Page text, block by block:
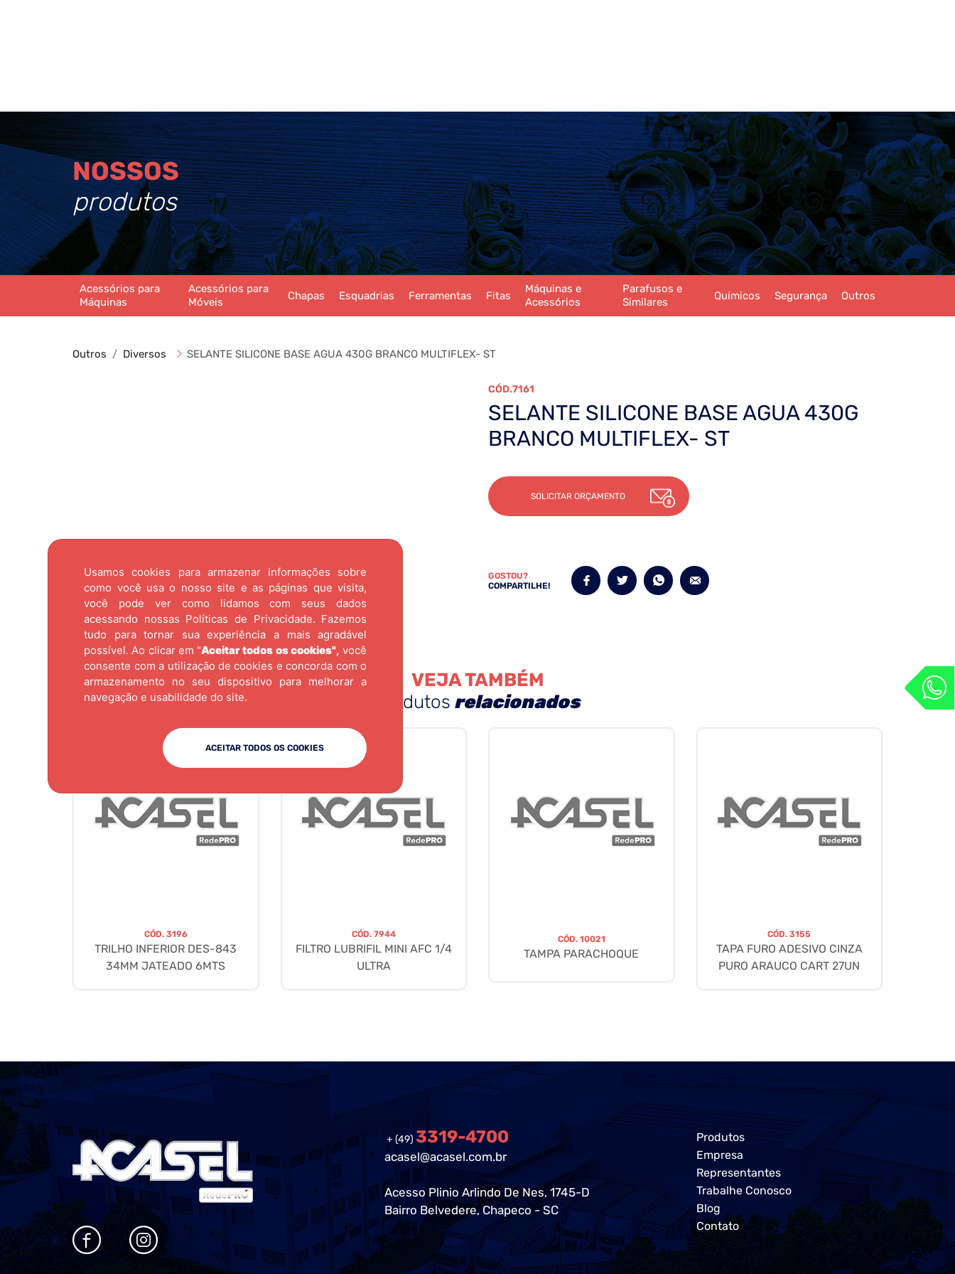
Usamos cookies para armazenar informações sobre
como você usa o nosso site e as páginas que visita,
você pode ver como lidamos com seus dados
acessando nossas Políticas de Privacidade. Fazemos
tudo para tornar sua experiência a mais agradável
possível. Ao clicar em "Aceitar todos os cookies", você
consente com a utilização de cookies e concorda com o
armazenamento no seu dispositivo para melhorar a
navegação e usabilidade do site.
ACEITAR TODOS OS COOKIES
NOSSOS
produtos
Acessórios para
Máquinas
Acessórios para
Móveis
Chapas Esquadrias Ferramentas Fitas
Máquinas e
Acessórios
Parafusos e
Similares
Químicos Segurança Outros
Outros Diversos SELANTE SILICONE BASE AGUA 430G BRANCO MULTIFLEX- ST
7161
SELANTE SILICONE BASE AGUA 430G
BRANCO MULTIFLEX- ST
SOLICITAR ORÇAMENTO
GOSTOU?
COMPARTILHE!
VEJA TAMBÉM
produtos relacionados
CÓD. 3196
TRILHO INFERIOR DES-843
34MM JATEADO 6MTS
CÓD. 7944
FILTRO LUBRIFIL MINI AFC 1/4
ULTRA
CÓD. 10021
TAMPA PARACHOQUE
CÓD.3155
TAPA FURO ADESIVO CINZA
PURO ARAUCO CART 27UN
+ (49) 3319-4700
acasel@acasel.com.br
Acesso Plinio Arlindo De Nes, 1745-D
Bairro Belvedere, Chapeco - SC
Produtos
Empresa
Representantes
Trabalhe Conosco
Blog
Contato